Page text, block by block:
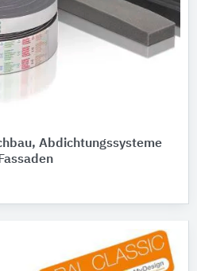
Abdichtungssysteme